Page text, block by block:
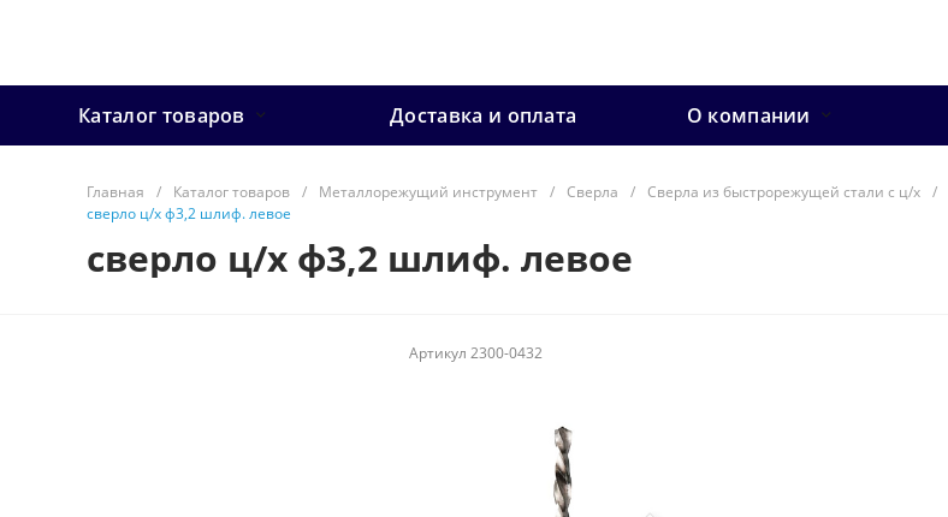
Каталог товаров Доставка и оплата О компании
Главная / Каталог товаров / Металлорежущий инструмент / Сверла / Сверла из быстрорежущей стали с ц/х /
сверло ц/х ф3,2 шлиф. левое
сверло ц/х ф3,2 шлиф. левое
Артикул 2300-0432